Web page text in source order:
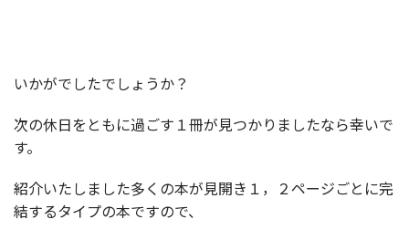
いかがでしたでしょうか？
次の休日をともに過ごす１冊が見つかりましたなら幸いで
す。
紹介いたしました多くの本が見開き１，２ページごとに完
結するタイプの本ですので、